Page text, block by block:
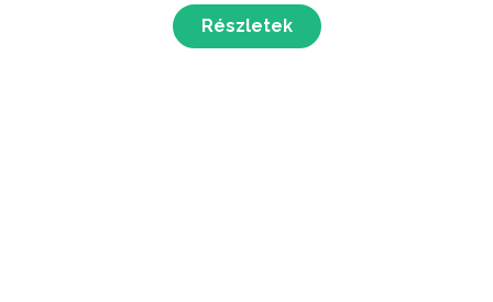
hagyományőrző bemutatók, római kori gladiátorok,
Részletek